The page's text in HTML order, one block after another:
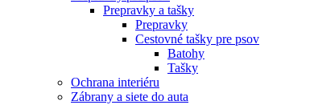
Prepravky a tašky
Prepravky
Cestovné tašky pre psov
Batohy
Tašky
Ochrana interiéru
Zábrany a siete do auta